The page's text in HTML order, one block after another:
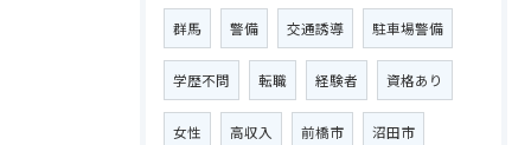
群馬 警備 交通誘導 駐車場警備
学歴不問 転職 経験者 資格あり
女性 高収入 前橋市 沼田市